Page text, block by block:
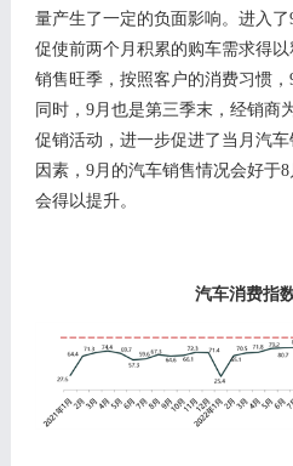
量产生了一定的负面影响。进入
促使前两个月积累的购车需求得
销售旺季，按照客户的消费习惯，
同时，9月也是第三季末，经销商
促销活动，进一步促进了当月汽
因素，9月的汽车销售情况会好于
会得以提升。
汽车消费指